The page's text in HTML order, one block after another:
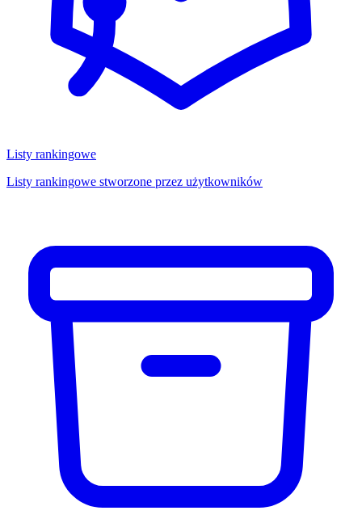
Listy rankingowe
Listy rankingowe stworzone przez użytkowników